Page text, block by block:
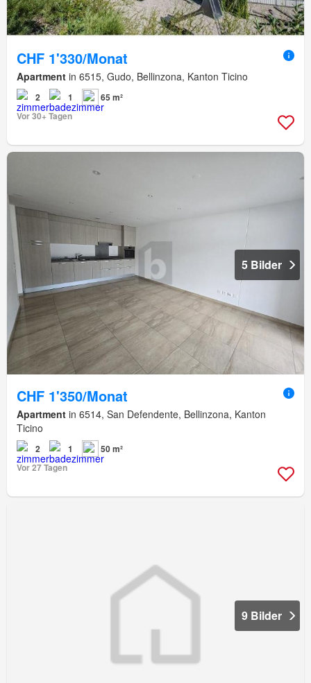
CHF 1'330/Monat
Apartment in 6515, Gudo, Bellinzona, Kanton Ticino
2 1
65 m²
Vor 30+ Tagen
5 Bilder
CHF 1'350/Monat
Apartment in 6514, San Defendente, Bellinzona, Kanton
Ticino
2 1
50 m²
Vor 27 Tagen
9 Bilder